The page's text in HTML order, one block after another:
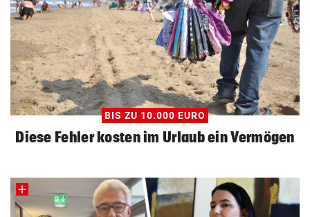
BIS ZU 10.000 EURO
Diese Fehler kosten im Urlaub ein Vermögen